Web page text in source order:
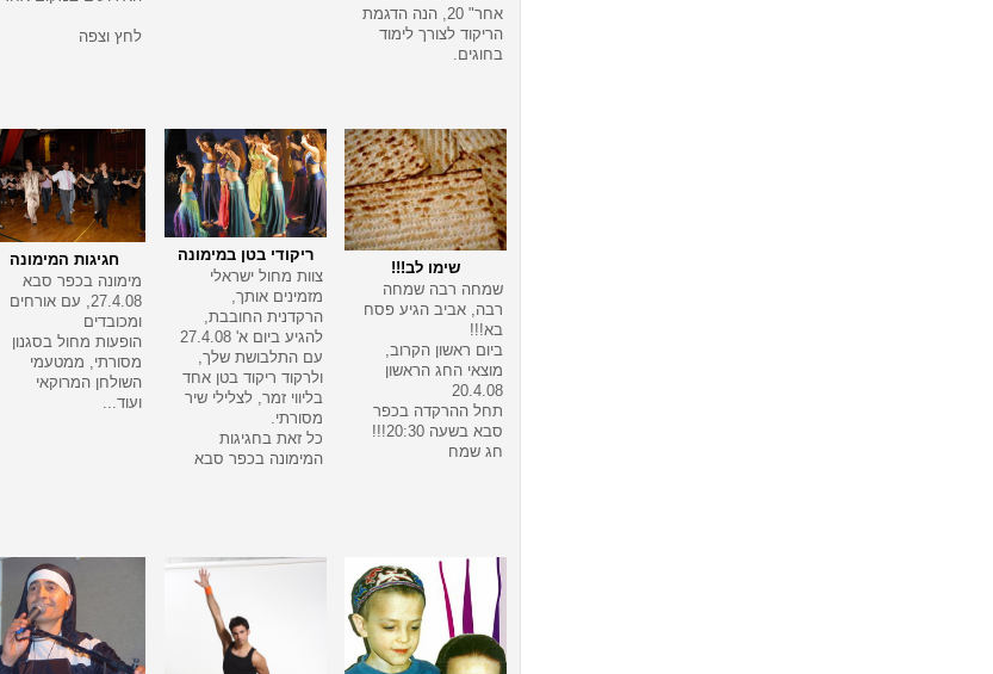
אחר" 20, הנה הדגמת
הריקוד לצורך לימוד
בחוגים.
לחץ וצפה
שימו לב!!!
שמחה רבה שמחה
רבה, אביב הגיע פסח
בא!!!
ביום ראשון הקרוב,
מוצאי החג הראשון
20.4.08
תחל ההרקדה בכפר
סבא בשעה 20:30!!!
חג שמח
ריקודי בטן במימונה
צוות מחול ישראלי
מזמינים אותך,
הרקדנית החובבת,
להגיע ביום א' 27.4.08
עם התלבושת שלך,
ולרקוד ריקוד בטן אחד
בליווי זמר, לצלילי שיר
מסורתי.
כל זאת בחגיגות
המימונה בכפר סבא
חגיגות המימונה
מימונה בכפר סבא
27.4.08, עם אורחים
ומכובדים
הופעות מחול בסגנון
מסורתי, ממטעמי
השולחן המרוקאי
ועוד...